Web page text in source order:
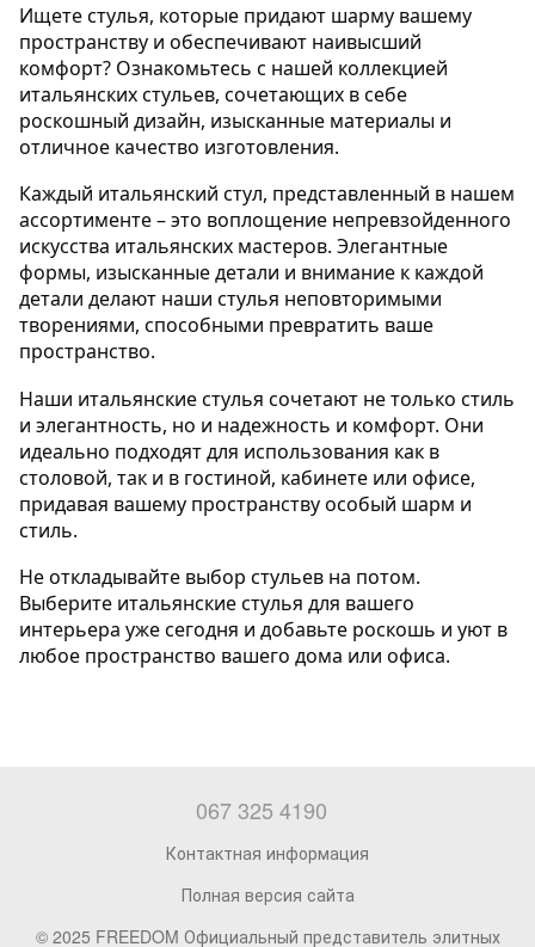
Ищете стулья, которые придают шарму вашему
пространству и обеспечивают наивысший
комфорт? Ознакомьтесь с нашей коллекцией
итальянских стульев, сочетающих в себе
роскошный дизайн, изысканные материалы и
отличное качество изготовления.
Каждый итальянский стул, представленный в нашем
ассортименте – это воплощение непревзойденного
искусства итальянских мастеров. Элегантные
формы, изысканные детали и внимание к каждой
детали делают наши стулья неповторимыми
творениями, способными превратить ваше
пространство.
Наши итальянские стулья сочетают не только стиль
и элегантность, но и надежность и комфорт. Они
идеально подходят для использования как в
столовой, так и в гостиной, кабинете или офисе,
придавая вашему пространству особый шарм и
стиль.
Не откладывайте выбор стульев на потом.
Выберите итальянские стулья для вашего
интерьера уже сегодня и добавьте роскошь и уют в
любое пространство вашего дома или офиса.
067 325 4190
Контактная информация
Полная версия сайта
© 2025 FREEDOM Официальный представитель элитных